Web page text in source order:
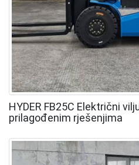
HYDER FB25C Električni
prilagođenim rješenjima